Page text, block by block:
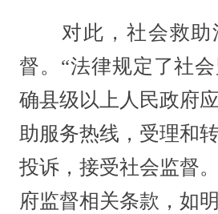
对此，社会救助
督。“法律规定了社
确县级以上人民政府
助服务热线，受理和
投诉，接受社会监督
府监督相关条款，如